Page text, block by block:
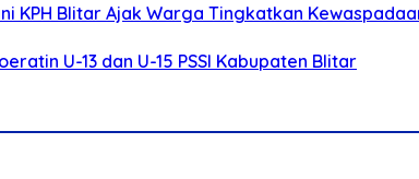
KPH Blitar Ajak Warga Tingkatkan
U-13 dan U-15 PSSI Kabupaten Blitar